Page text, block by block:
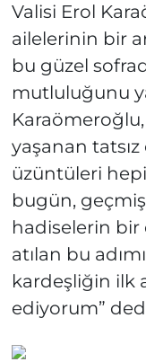
Valisi Erol
ailelerinin bir
bu güzel
mutluluğunu
Karaömeroğlu,
yaşanan tatsız
üzüntüleri
bugün,
hadiselerin bir
atılan bu
kardeşliğin ilk
ediyorum”